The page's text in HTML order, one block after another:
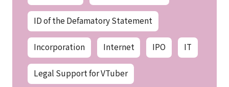
ID of the Defamatory Statement
Incorporation Internet IPO IT
Legal Support for VTuber